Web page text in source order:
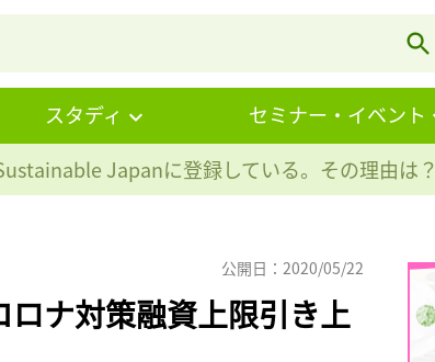
スタディ セミナー・イベント
Japanに登録している。その理由は？
公開日：2020/05/22
ロナ対策融資上限引き上